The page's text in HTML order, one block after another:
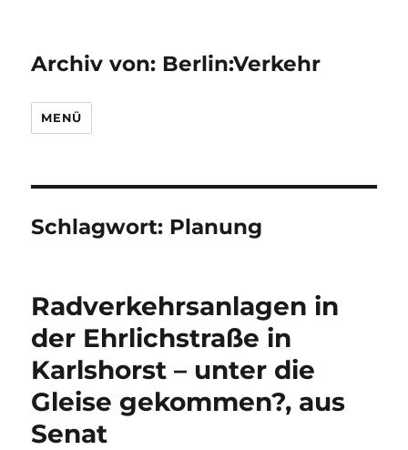
Archiv von: Berlin:Verkehr
MENÜ
Schlagwort: Planung
Radverkehrsanlagen in
der Ehrlichstraße in
Karlshorst – unter die
Gleise gekommen?, aus
Senat